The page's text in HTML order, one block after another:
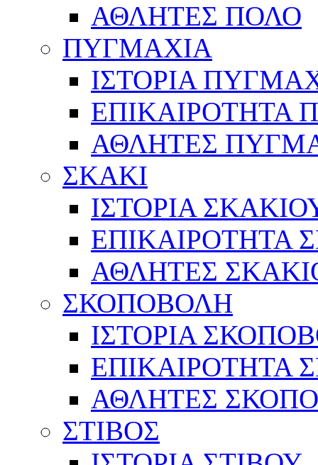
ΑΘΛΗΤΕΣ ΠΟΛΟ
ΠΥΓΜΑΧΙΑ
ΙΣΤΟΡΙΑ
ΕΠΙΚΑΙΡΟΤΗΤΑ
ΑΘΛΗΤΕΣ
ΣΚΑΚΙ
ΙΣΤΟΡΙΑ
ΕΠΙΚΑΙΡΟΤΗΤΑ
ΑΘΛΗΤΕΣ
ΣΚΟΠΟΒΟΛΗ
ΙΣΤΟΡΙΑ
ΕΠΙΚΑΙΡΟΤΗΤΑ
ΑΘΛΗΤΕΣ
ΣΤΙΒΟΣ